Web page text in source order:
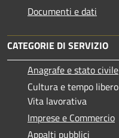
Documenti e dati
CATEGORIE DI SERVIZIO
Anagrafe e stato civile
Cultura e tempo libero
Vita lavorativa
Imprese e Commercio
Appalti pubblici